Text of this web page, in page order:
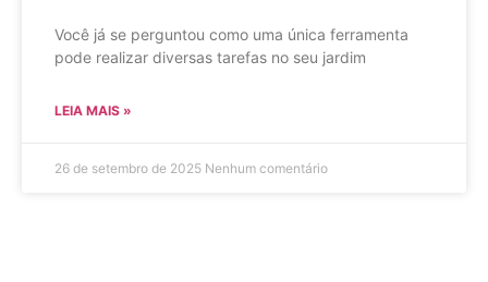
Você já se perguntou como uma única ferramenta
pode realizar diversas tarefas no seu jardim
LEIA MAIS »
26 de setembro de 2025 Nenhum comentário